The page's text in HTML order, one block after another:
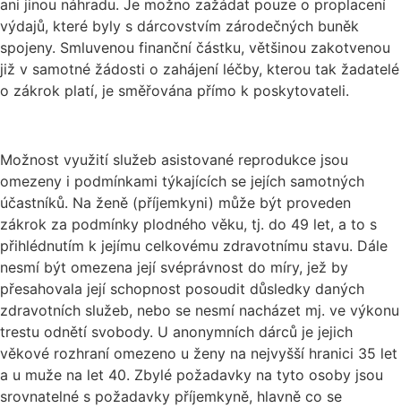
ani jinou náhradu. Je možno zažádat pouze o proplacení
výdajů, které byly s dárcovstvím zárodečných buněk
spojeny. Smluvenou finanční částku, většinou zakotvenou
již v samotné žádosti o zahájení léčby, kterou tak žadatelé
o zákrok platí, je směřována přímo k poskytovateli.
Možnost využití služeb asistované reprodukce jsou
omezeny i podmínkami týkajících se jejích samotných
účastníků. Na ženě (příjemkyni) může být proveden
zákrok za podmínky plodného věku, tj. do 49 let, a to s
přihlédnutím k jejímu celkovému zdravotnímu stavu. Dále
nesmí být omezena její svéprávnost do míry, jež by
přesahovala její schopnost posoudit důsledky daných
zdravotních služeb, nebo se nesmí nacházet mj. ve výkonu
trestu odnětí svobody. U anonymních dárců je jejich
věkové rozhraní omezeno u ženy na nejvyšší hranici 35 let
a u muže na let 40. Zbylé požadavky na tyto osoby jsou
srovnatelné s požadavky příjemkyně, hlavně co se